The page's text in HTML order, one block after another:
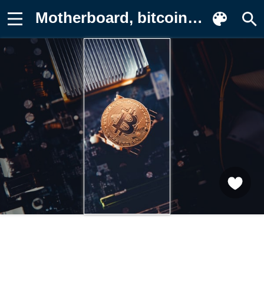
Motherboard, bitcoin Обои